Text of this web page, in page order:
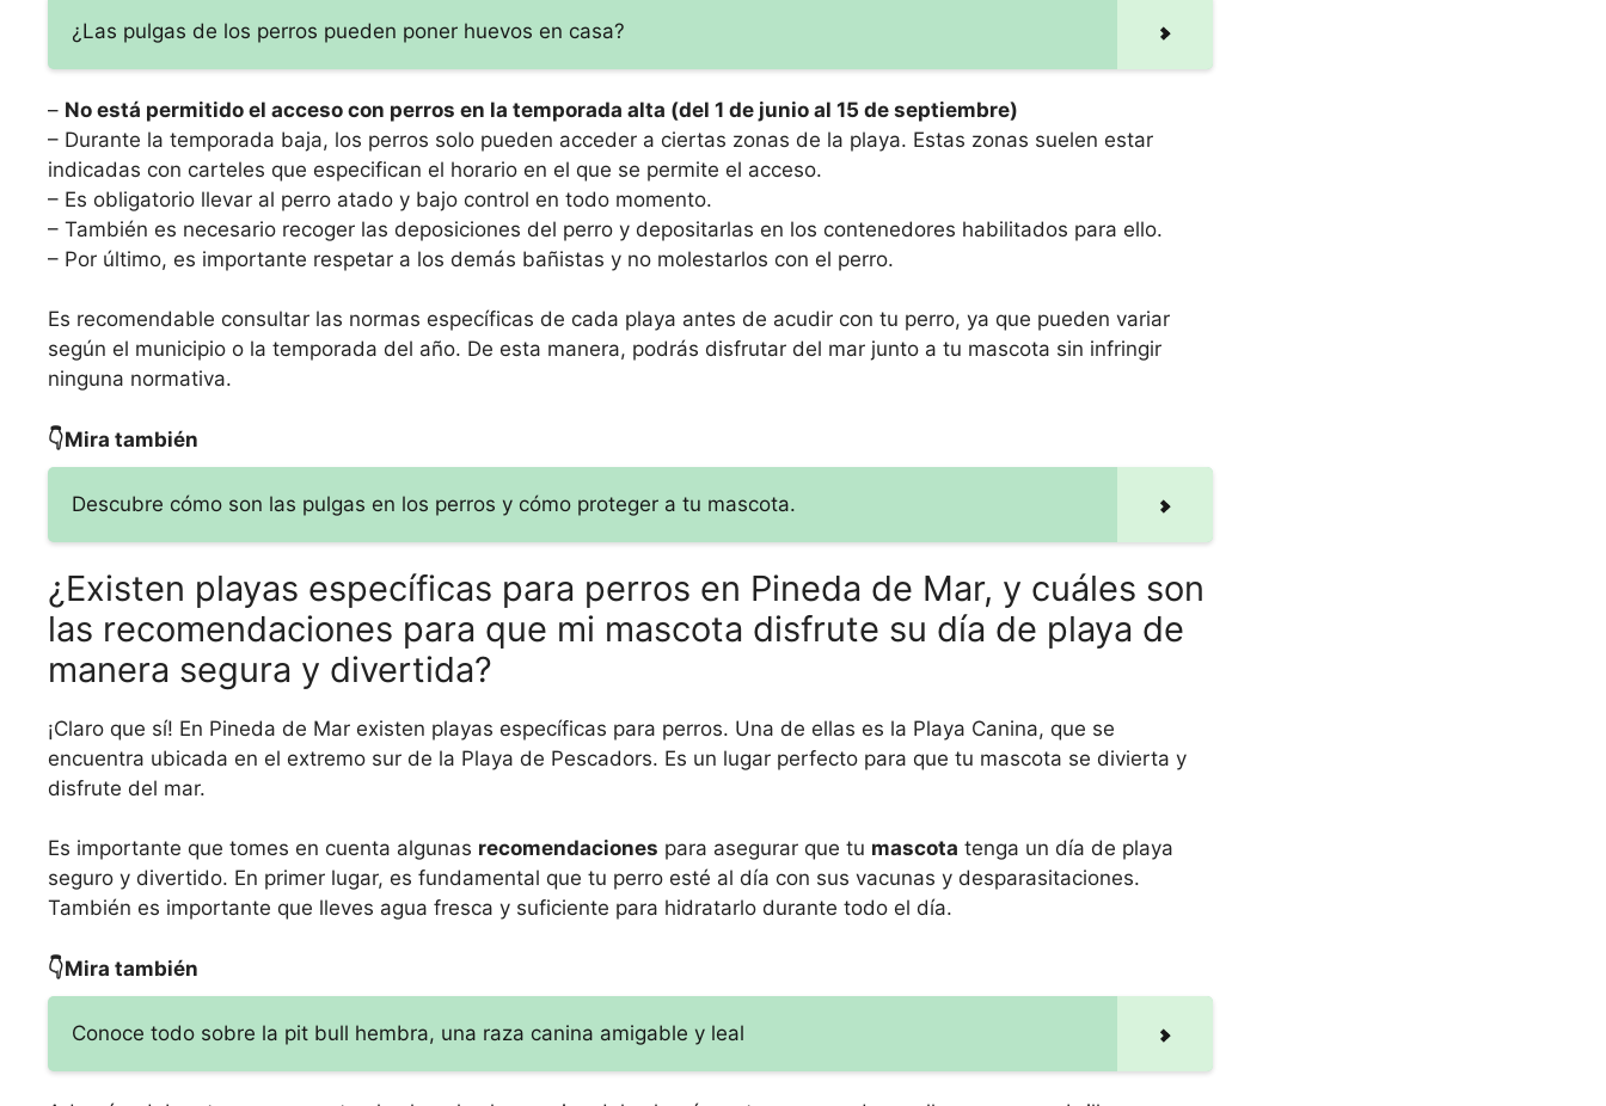
¿Las pulgas de los perros pueden poner huevos en casa?
– No está permitido el acceso con perros en la temporada alta (del 1 de junio al 15 de septiembre)
– Durante la temporada baja, los perros solo pueden acceder a ciertas zonas de la playa. Estas zonas suelen estar
indicadas con carteles que especifican el horario en el que se permite el acceso.
– Es obligatorio llevar al perro atado y bajo control en todo momento.
– También es necesario recoger las deposiciones del perro y depositarlas en los contenedores habilitados para ello.
– Por último, es importante respetar a los demás bañistas y no molestarlos con el perro.
Es recomendable consultar las normas específicas de cada playa antes de acudir con tu perro, ya que pueden variar
según el municipio o la temporada del año. De esta manera, podrás disfrutar del mar junto a tu mascota sin infringir
ninguna normativa.
👇Mira también
Descubre cómo son las pulgas en los perros y cómo proteger a tu mascota.
¿Existen playas específicas para perros en Pineda de Mar, y cuáles son
las recomendaciones para que mi mascota disfrute su día de playa de
manera segura y divertida?
¡Claro que sí! En Pineda de Mar existen playas específicas para perros. Una de ellas es la Playa Canina, que se
encuentra ubicada en el extremo sur de la Playa de Pescadors. Es un lugar perfecto para que tu mascota se divierta y
disfrute del mar.
Es importante que tomes en cuenta algunas recomendaciones para asegurar que tu mascota tenga un día de playa
seguro y divertido. En primer lugar, es fundamental que tu perro esté al día con sus vacunas y desparasitaciones.
También es importante que lleves agua fresca y suficiente para hidratarlo durante todo el día.
👇Mira también
Conoce todo sobre la pit bull hembra, una raza canina amigable y leal